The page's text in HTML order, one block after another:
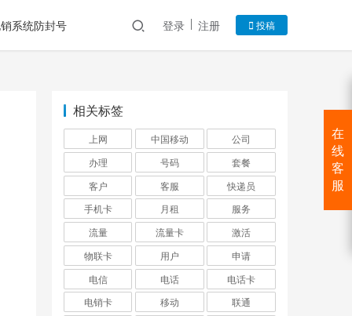
系统防封号 登录 注册 投稿
相关标签
上网 中国移动
公司
办理
号码
套餐
客户
客服
快递员
手机卡
月租
服务
流量
流量卡
激活
物联卡
用户
申请
电信
电话
电话卡
电销卡
移动
联通
在
线
客
服